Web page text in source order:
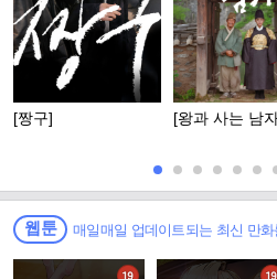
[짱구] [왕과 사는 남
웹툰 매일매일 업데이트되는 최신 만